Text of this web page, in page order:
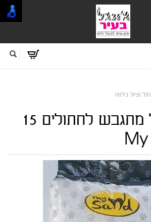
חול וציוד נילווה
מיי סנד חול מתגבש לחתולים 15